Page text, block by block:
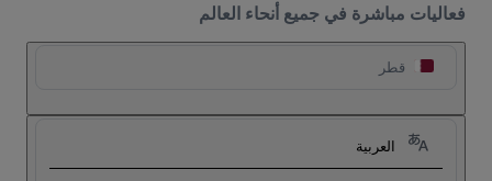
فعاليات مباشرة في جميع أنحاء العالم
قطر
العربية